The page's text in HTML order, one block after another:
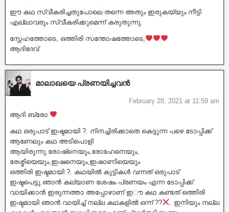
ഈ കഥ സ്വീകരിച്ചതുപോലെ തന്നെ അതും ഇരുകയ്യും നീട്ടി
എല്ലാവരും സ്വീകരിക്കുമെന്ന് കരുതുന്നു.
സ്നേഹത്തോടെ, ഒത്തിരി സന്തോഷത്തോടെ,
ആദിദേവ്
മാലാഖയെ പ്രണയിച്ചവൻ
February 28, 2021 at 11:59 am
ആദി ബ്രോ
കഥ ഒരുപാട് ഇഷ്ടമായി ?. നിനച്ചിരിക്കാതെ കെട്ടുന്ന പഴെ ടോപ്പിക്ക്
ആണേലും കഥ അടിപൊളി
ആയിരുന്നു.രോഷ്‌നെയും,രോഹേനെയും,
രേശ്മിയെയും,ഇഷനെയും,ഇഷാണിയെയും
ഒത്തിരി ഇഷ്ടമായി ?. കഥയിൽ കുട്ടികൾ വന്നത് ഒരുപാട്
ഇഷ്ടപെട്ടു.ഞാൻ കല്യാണ ശേഷം പ്രണയം എന്ന ടോപ്പിക്ക്
വായിക്കാൻ ഇരുന്നത്താ അപ്പോഴാണ് ഇൗ കഥ കണ്ടത് ഒത്തിരി
ഇഷ്ടമായി ഞാൻ വായിച്ച് നല്ല കഥകളിൽ ഒന്ന് ??
. ഇനിയും നല്ല